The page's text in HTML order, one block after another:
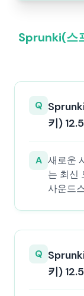
Sprunki(스
Q
키)
A 새로운
는 최신
사운드
Q
키)